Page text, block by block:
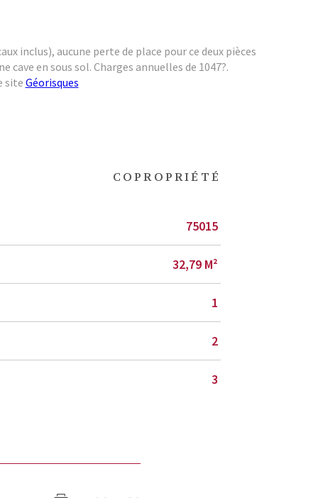
inclus), aucune perte de place pour ce deux pièces
cave en sous sol. Charges annuelles de 1047?.
site Géorisques
COPROPRIÉTÉ
75015
32,79 M²
1
2
3